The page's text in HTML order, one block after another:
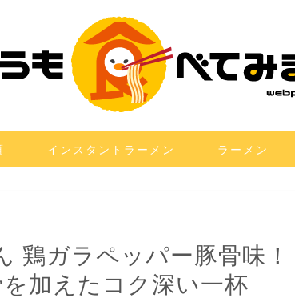
インスタントラーメン ラーメン
鶏ガラペッパー豚骨味！
加えたコク深い一杯